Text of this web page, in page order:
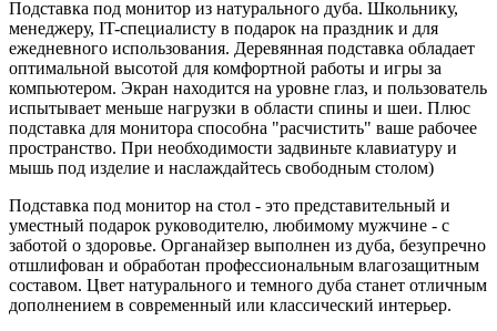
Подставка под монитор из натурального дуба. Школьнику,
менеджеру, IT-специалисту в подарок на праздник и для
ежедневного использования. Деревянная подставка обладает
оптимальной высотой для комфортной работы и игры за
компьютером. Экран находится на уровне глаз, и пользователь
испытывает меньше нагрузки в области спины и шеи. Плюс
подставка для монитора способна "расчистить" ваше рабочее
пространство. При необходимости задвиньте клавиатуру и
мышь под изделие и наслаждайтесь свободным столом)
Подставка под монитор на стол - это представительный и
уместный подарок руководителю, любимому мужчине - с
заботой о здоровье. Органайзер выполнен из дуба, безупречно
отшлифован и обработан профессиональным влагозащитным
составом. Цвет натурального и темного дуба станет отличным
дополнением в современный или классический интерьер.